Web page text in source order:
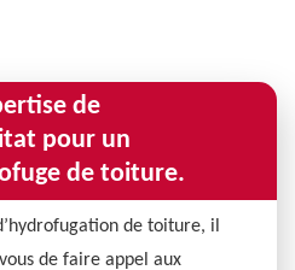
de
pour un
de toiture.
de toiture, il
de faire appel aux